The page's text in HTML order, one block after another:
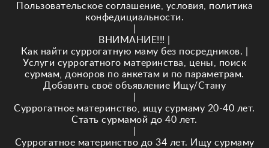
Пользовательское соглашение, условия, политика
конфедициальности.
ВНИМАНИЕ!!!
Как найти суррогатную маму без посредников.
Услуги суррогатного материнства, цены, поиск
сурмам, доноров по анкетам и по параметрам.
Добавить своё объявление Ищу/Стану
Суррогатное материнство, ищу сурмаму 20-40 лет.
Стать сурмамой до 40 лет.
Суррогатное материнство до 34 лет. Ищу сурмаму